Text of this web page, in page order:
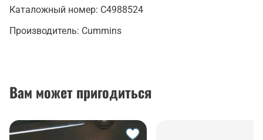
Каталожный номер: C4988524
Производитель: Cummins
Вам может пригодиться